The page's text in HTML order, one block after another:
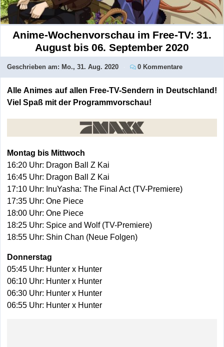
Anime-Wochenvorschau im Free-TV: 31.
August bis 06. September 2020
Geschrieben am: Mo., 31. Aug. 2020 0 Kommentare
Alle Animes auf allen Free-TV-Sendern in Deutschland!
Viel Spaß mit der Programmvorschau!
Montag bis Mittwoch
16:20 Uhr: Dragon Ball Z Kai
16:45 Uhr: Dragon Ball Z Kai
17:10 Uhr: InuYasha: The Final Act (TV-Premiere)
17:35 Uhr: One Piece
18:00 Uhr: One Piece
18:25 Uhr: Spice and Wolf (TV-Premiere)
18:55 Uhr: Shin Chan (Neue Folgen)
Donnerstag
05:45 Uhr: Hunter x Hunter
06:10 Uhr: Hunter x Hunter
06:30 Uhr: Hunter x Hunter
06:55 Uhr: Hunter x Hunter